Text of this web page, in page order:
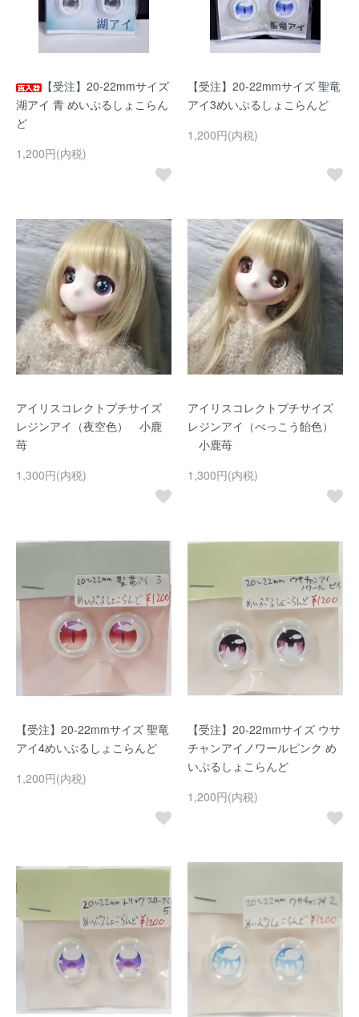
【受注】20-22mmサイズ
湖アイ 青 めいぷるしょこらん
ど
1,200円(内税)
【受注】20-22mmサイズ 聖竜
アイ3めいぷるしょこらんど
1,200円(内税)
アイリスコレクトプチサイズ
レジンアイ（夜空色） 小鹿
苺
1,300円(内税)
アイリスコレクトプチサイズ
レジンアイ（べっこう飴色）
小鹿苺
1,300円(内税)
【受注】20-22mmサイズ 聖竜
アイ4めいぷるしょこらんど
1,200円(内税)
【受注】20-22mmサイズ ウサ
チャンアイノワールピンク め
いぷるしょこらんど
1,200円(内税)